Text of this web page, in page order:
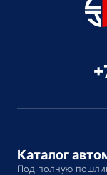
Каталог
Под полную